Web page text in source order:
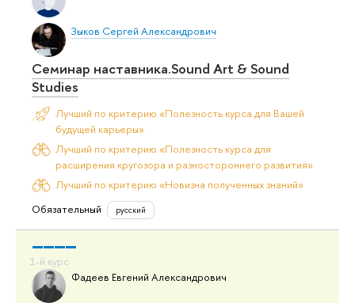
Зыков Сергей Александрович
Семинар наставника.Sound Art & Sound
Studies
Лучший по критерию «Полезность курса для Вашей
будущей карьеры»
Лучший по критерию «Полезность курса для
расширения кругозора и разностороннего развития»
Лучший по критерию «Новизна полученных знаний»
Обязательный
русский
Фадеев Евгений Александрович